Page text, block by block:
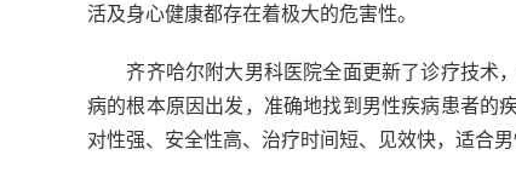
活及身心健康都存在着极大的危害性。
齐齐哈尔附大男科医院全面更新了诊疗技术，
病的根本原因出发，准确地找到男性疾病患者的
对性强、安全性高、治疗时间短、见效快，适合男